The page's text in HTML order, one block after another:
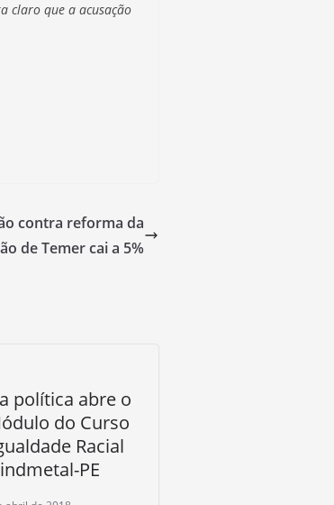
claro que a acusação
contra reforma da
de Temer cai a 5%
política abre o
do Curso
Racial
PE